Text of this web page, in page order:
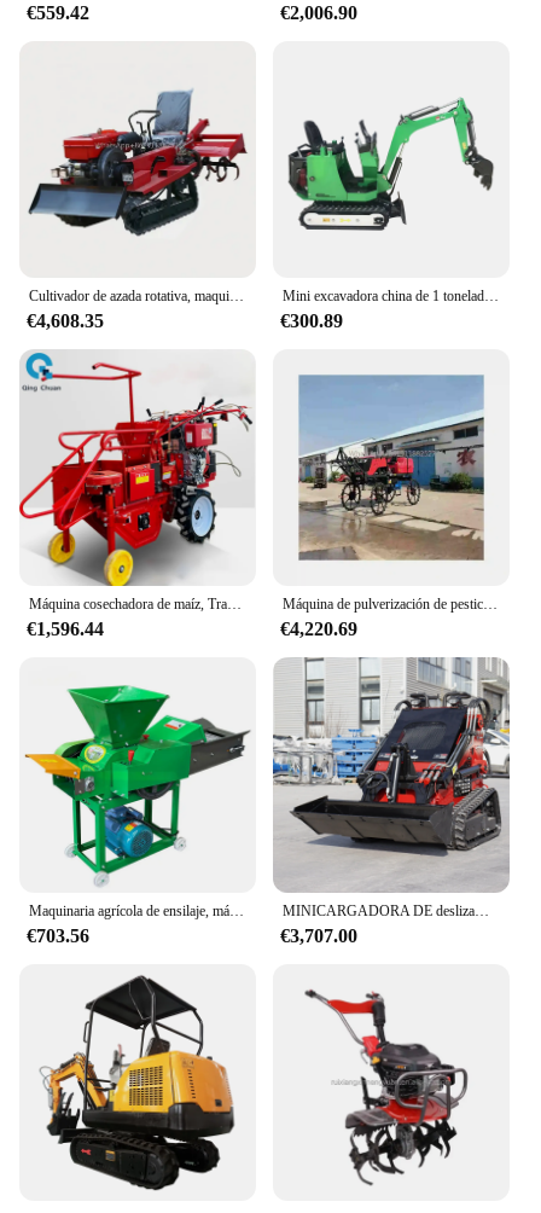
€559.42 €2,006.90
€4,608.35
Mini excavadora china de 1 tonelada, máquina de excavación personalizada, EPA Euro 5, motor fuerte, excavadora sobre orugas, uso agrícola
€300.89
€1,596.44
Máquina de pulverización de pesticidas, helicóptero autopropulsado para cultivos agrícolas, Tractor agrícola
€4,220.69
Maquinaria agrícola de ensilaje, máquina picadora de hierba para alimentación de animales, Mini cortador de paja, 2024
€703.56
MINICARGADORA DE deslizamiento, maquinaria agrícola de HTS400-2, retroexcavadora
€3,707.00